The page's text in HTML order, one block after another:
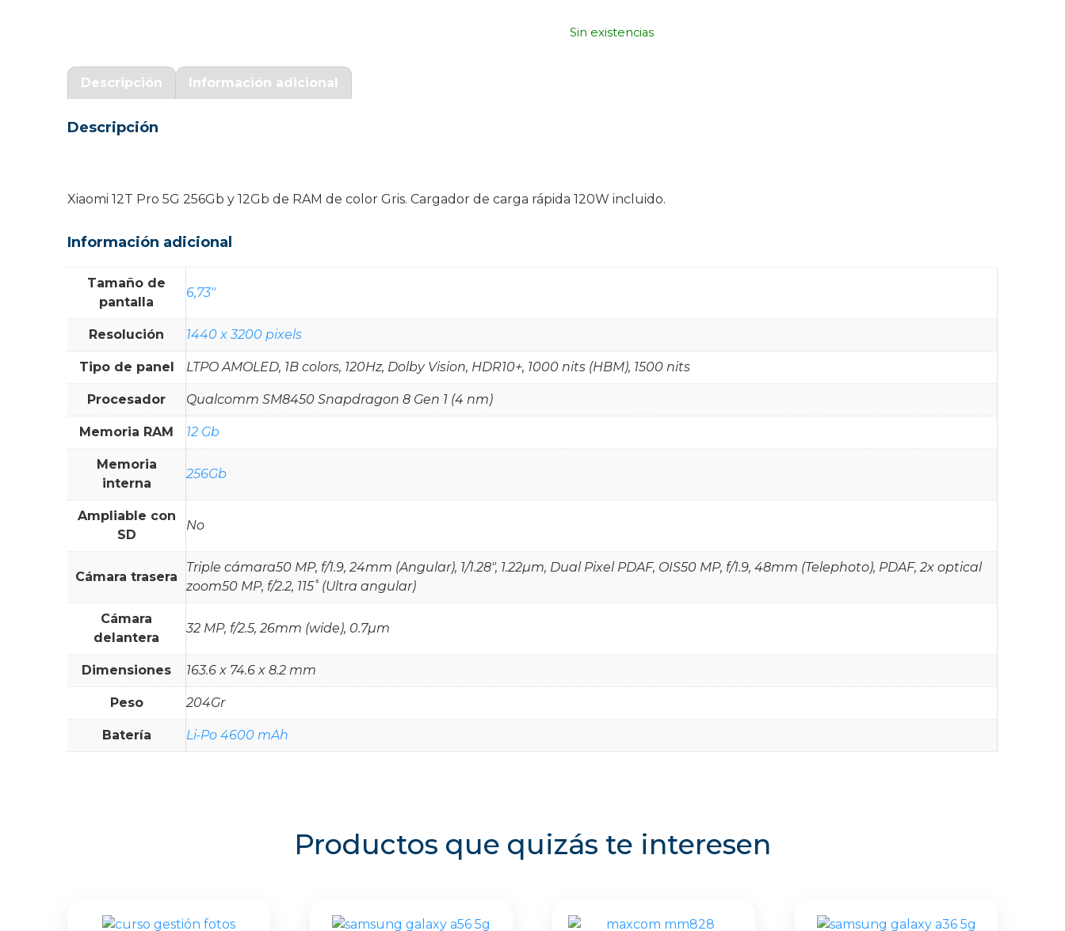
Sin existencias
Descripción Información adicional
Descripción
Xiaomi 12T Pro 5G 256Gb y 12Gb de RAM de color Gris. Cargador de carga rápida 120W incluido.
Información adicional
Tamaño de
pantalla
6,73"
Resolución 1440 x 3200 pixels
Tipo de panel LTPO AMOLED, 1B colors, 120Hz, Dolby Vision, HDR10+, 1000 nits (HBM), 1500 nits
Procesador Qualcomm SM8450 Snapdragon 8 Gen 1 (4 nm)
Memoria RAM 12 Gb
Memoria
interna
256Gb
Ampliable con
SD
No
Cámara trasera
Triple cámara50 MP, f/1.9, 24mm (Angular), 1/1.28", 1.22µm, Dual Pixel PDAF, OIS50 MP, f/1.9, 48mm (Telephoto), PDAF, 2x optical
zoom50 MP, f/2.2, 115˚ (Ultra angular)
Cámara
delantera
32 MP, f/2.5, 26mm (wide), 0.7µm
Dimensiones 163.6 x 74.6 x 8.2 mm
Peso 204Gr
Batería Li-Po 4600 mAh
Productos que quizás te interesen